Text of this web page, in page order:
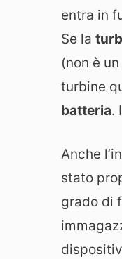
entra in
Se la
(non è
turbine
batteria.
Anche
stato
grado di